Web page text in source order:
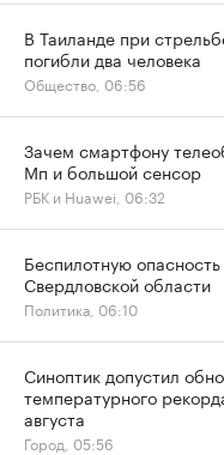
В Таиланде при
погибли два человека
Общество, 06:56
Зачем смартфону
Мп и большой сенсор
РБК и Huawei, 06:32
Беспилотную
Свердловской области
Политика, 06:10
Синоптик допустил
температурного
августа
Город, 05:56